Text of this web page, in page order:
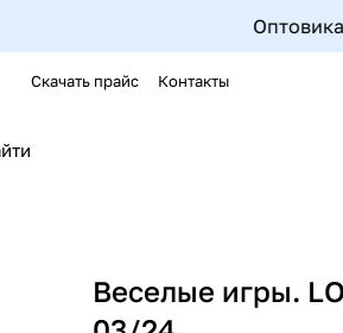
Скачать прайс Контакты
Веселые игры.